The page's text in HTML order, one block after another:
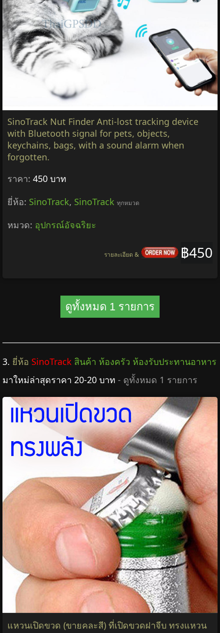
SinoTrack Nut Finder Anti-lost tracking device
with Bluetooth signal for pets, objects,
keychains, bags, with a sound alarm when
forgotten.
ราคา: 450 บาท
ยี่ห้อ: SinoTrack, SinoTrack ทุกหมวด
หมวด: อุปกรณ์อัจฉริยะ
฿450
รายละเอียด &
ดูทั้งหมด 1 รายการ
3. ยี่ห้อ SinoTrack สินค้า ห้องครัว ห้องรับประทานอาหาร
มาใหม่ล่าสุดราคา 20-20 บาท - ดูทั้งหมด 1 รายการ
แหวนเปิดขวด (ขายคละสี) ที่เปิดขวดฝาจีบ ทรงแหวน